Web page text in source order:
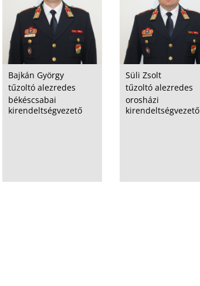
Bajkán György
tűzoltó alezredes
békéscsabai
kirendeltségvezető
Süli Zsolt
tűzoltó alezredes
orosházi
kirendeltségvezető